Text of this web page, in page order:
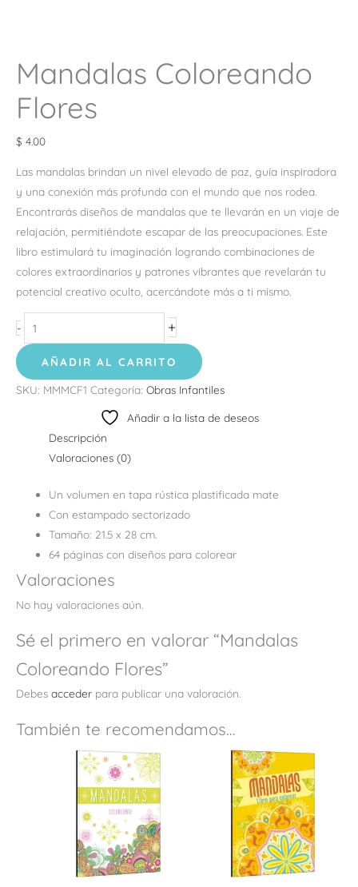
Mandalas Coloreando
Flores
$ 4.00
Las mandalas brindan un nivel elevado de paz, guía inspiradora
y una conexión más profunda con el mundo que nos rodea.
Encontrarás diseños de mandalas que te llevarán en un viaje de
relajación, permitiéndote escapar de las preocupaciones. Este
libro estimulará tu imaginación logrando combinaciones de
colores extraordinarios y patrones vibrantes que revelarán tu
potencial creativo oculto, acercándote más a ti mismo.
- +
AÑADIR AL CARRITO
SKU: MMMCF1 Categoría: Obras Infantiles
Añadir a la lista de deseos
Descripción
Valoraciones (0)
Un volumen en tapa rústica plastificada mate
Con estampado sectorizado
Tamaño: 21.5 x 28 cm.
64 páginas con diseños para colorear
Valoraciones
No hay valoraciones aún.
Sé el primero en valorar “Mandalas
Coloreando Flores”
Debes acceder para publicar una valoración.
También te recomendamos…